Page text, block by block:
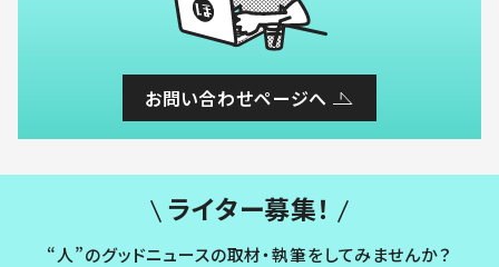
お問い合わせページへ
ライター募集！
“人”のグッドニュースの取材・執筆をしてみませんか？